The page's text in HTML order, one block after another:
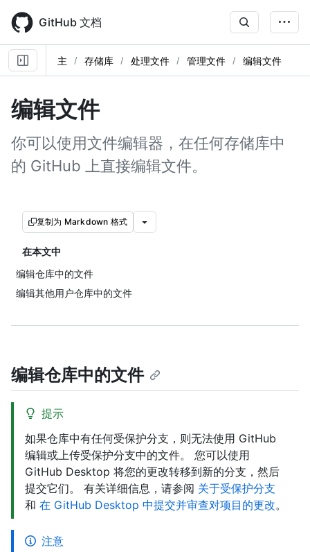
main
content
GitHub 文档
主 存储库 处理文件 管理文件 编辑文件
编辑文件
你可以使用文件编辑器，在任何存储库中
的 GitHub 上直接编辑文件。
复制为 Markdown 格式
在本文中
编辑仓库中的文件
编辑其他用户仓库中的文件
编辑仓库中的文件
提示
如果仓库中有任何受保护分支，则无法使用 GitHub
编辑或上传受保护分支中的文件。 您可以使用
GitHub Desktop 将您的更改转移到新的分支，然后
提交它们。 有关详细信息，请参阅 关于受保护分支
和 在 GitHub Desktop 中提交并审查对项目的更改。
注意